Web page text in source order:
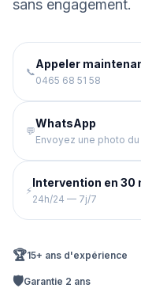
sans engagement.
📞
Appeler
0465 68 51 58
💬
WhatsApp
Envoyez une photo
⚡
Intervention en 30
24h/24 — 7j/7
🏆15+ ans d'expérience
🛡️Garantie 2 ans